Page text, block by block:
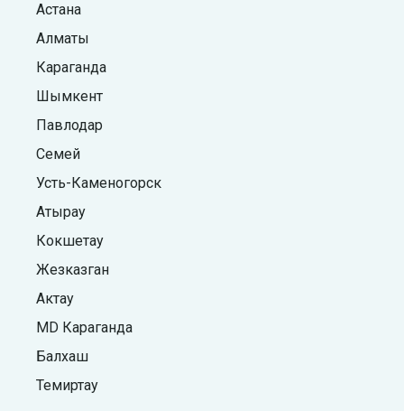
Астана
Алматы
Караганда
Шымкент
Павлодар
Семей
Усть-Каменогорск
Атырау
Кокшетау
Жезказган
Актау
MD Караганда
Балхаш
Темиртау